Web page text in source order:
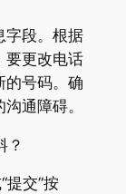
字段。根据
要更改电话
的号码。确
通障碍。
提交”按